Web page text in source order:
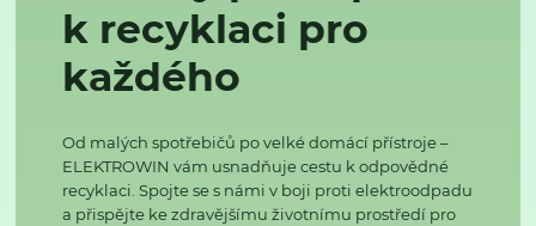
k recyklaci pro
každého
Od malých spotřebičů po velké domácí přístroje –
ELEKTROWIN vám usnadňuje cestu k odpovědné
recyklaci. Spojte se s námi v boji proti elektroodpadu
a přispějte ke zdravějšímu životnímu prostředí pro